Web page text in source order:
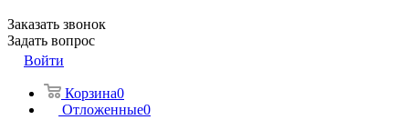
Заказать звонок
Задать вопрос
Войти
Корзина0
Отложенные0